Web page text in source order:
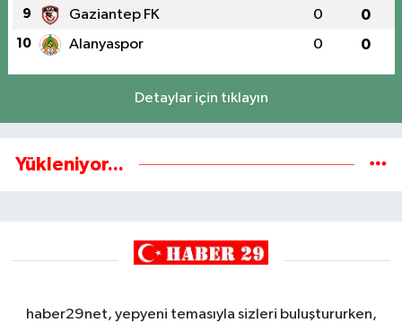
9 Gaziantep FK 0 0
10 Alanyaspor 0 0
Detaylar için tıklayın
Yükleniyor...
haber29net, yepyeni temasıyla sizleri buluştururken,